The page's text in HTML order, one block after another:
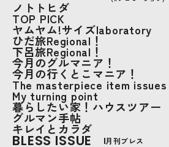
ノトトヒダ
TOP PICK
ヤムヤム!サイズlaboratory
ひだ旅Regional！
下呂旅Regional！
今月のグルマニア！
今月の行くとこマニア！
The masterpiece item issues
My turning point
暮らしたい家！ハウスツアー
グルマン手帖
キレイとカラダ
BLESS ISSUE 月刊ブレス